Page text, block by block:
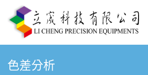
色差分析